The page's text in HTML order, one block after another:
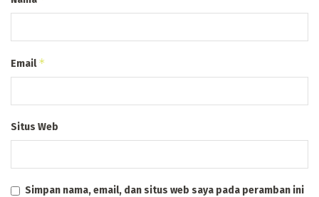
Email*
Situs Web
Simpan nama, email, dan situs web saya pada peramban ini